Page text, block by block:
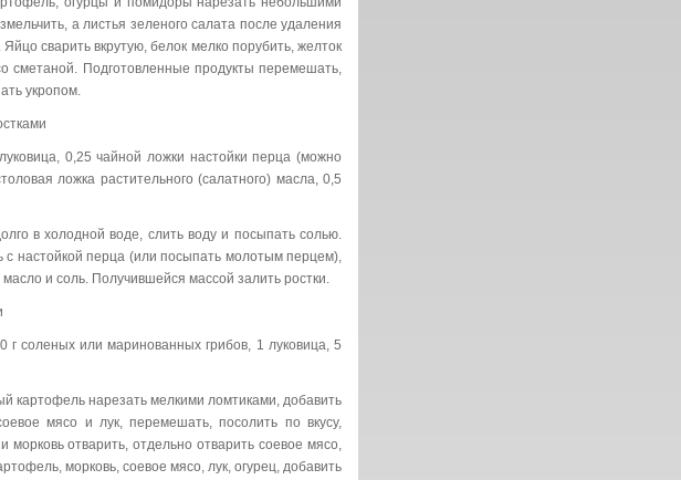
а листья зеленого салата после удаления
сварить вкрутую, белок мелко порубить, желток
сметаной. Подготовленные продукты перемешать,
укропом.
0,25 чайной ложки настойки перца (можно
ложка растительного (салатного) масла, 0,5
в холодной воде, слить воду и посыпать солью.
с настойкой перца (или посыпать молотым перцем),
и соль. Получившейся массой залить ростки.
соленых или маринованных грибов, 1 луковица, 5
нарезать мелкими ломтиками, добавить
мясо и лук, перемешать, посолить по вкусу,
отварить, отдельно отварить соевое мясо,
морковь, соевое мясо, лук, огурец, добавить